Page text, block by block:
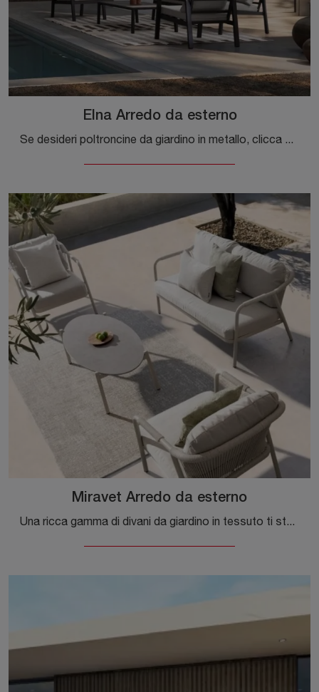
Elna Arredo da esterno
Se desideri poltroncine da giardino in metallo, clicca e ottieni informazioni sul modello Elna Arredo da esterno dell'azienda Bizzotto.
Miravet Arredo da esterno
Una ricca gamma di divani da giardino in tessuto ti sta aspettando nel nostro showroom: clicca e scopri il modello Miravet Arredo da esterno di ...